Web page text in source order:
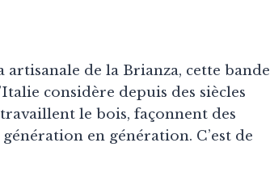
de la Brianza, cette bande
considère depuis des siècles
le bois, façonnent des
en génération. C’est de